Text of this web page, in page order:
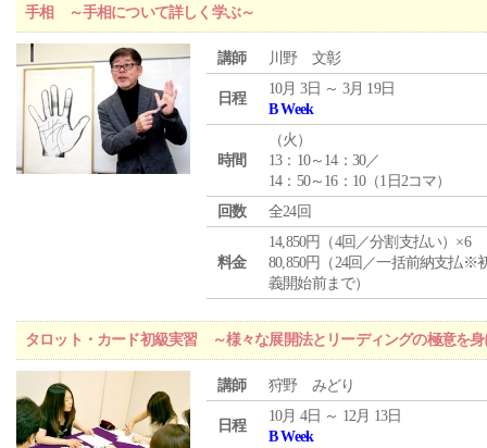
手相 ～手相について詳しく学ぶ～
講師 川野 文彰
日程
10月 3日 ～ 3月 19日
B Week
時間
（火 ）
13：10～14：30／
14：50～16：10（1日2コマ）
回数
全24回
料金
14,850円（4回／分割支払い）×6
80,850円（24回／一括前納支払※
義開始前まで）
タロット・カード初級実習 ～様々な展開法とリーディングの極意を身
講師 狩野 みどり
日程
10月 4日 ～ 12月 13日
B Week